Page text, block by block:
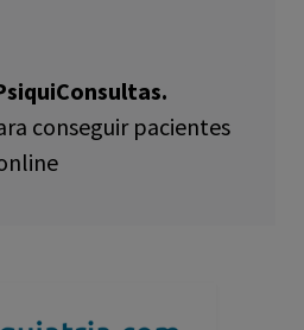
conseguir pacientes